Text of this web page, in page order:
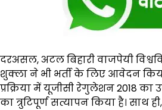
दरअसल, अटल बिहारी वाजपेयी
शुक्ला ने भी भर्ती के लिए आवेदन
प्रक्रिया में यूजीसी रेगुलेशन 2018
का त्रुटिपूर्ण सत्यापन किया है। साथ